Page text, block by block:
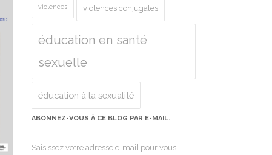
violences violences conjugales
éducation en santé
sexuelle
éducation à la sexualité
ABONNEZ-VOUS À CE BLOG PAR E-MAIL.
Saisissez votre adresse e-mail pour vous